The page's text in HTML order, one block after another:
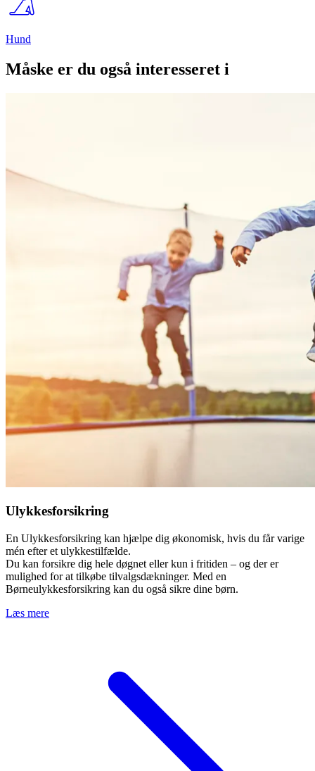
Hund
Måske er du også interesseret i
Ulykkesforsikring
En Ulykkesforsikring kan hjælpe dig økonomisk, hvis du får varige
mén efter et ulykkestilfælde.
Du kan forsikre dig hele døgnet eller kun i fritiden – og der er
mulighed for at tilkøbe tilvalgsdækninger. Med en
Børneulykkesforsikring kan du også sikre dine børn.
Læs mere